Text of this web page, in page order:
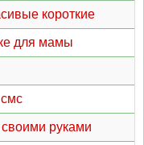
короткие
для мамы
руками